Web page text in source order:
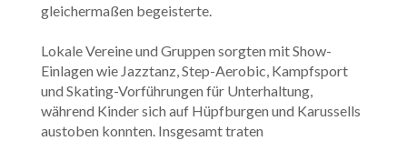
gleichermaßen begeisterte.
Lokale Vereine und Gruppen sorgten mit Show-
Einlagen wie Jazztanz, Step-Aerobic, Kampfsport
und Skating-Vorführungen für Unterhaltung,
während Kinder sich auf Hüpfburgen und Karussells
austoben konnten. Insgesamt traten